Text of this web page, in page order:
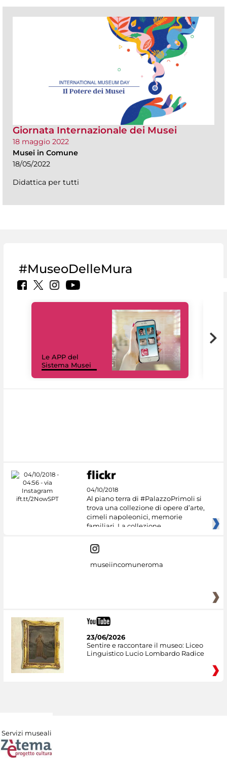
Giornata Internazionale dei Musei
18 maggio 2022
Musei in Comune
18/05/2022
Didattica per tutti
#MuseoDelleMura
Le APP del
Sistema Musei
04/10/2018
Al piano terra di #PalazzoPrimoli si
trova una collezione di opere d’arte,
cimeli napoleonici, memorie
familiari. La collezione
museiincomuneroma
23/06/2026
Sentire e raccontare il museo: Liceo
Linguistico Lucio Lombardo Radice
Servizi museali